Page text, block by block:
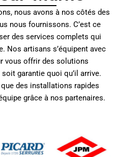
nous avons à nos côtés des
nous fournissons. C’est ce
des services complets qui
Nos artisans s’équipent avec
vous offrir des solutions
garantie quoi qu’il arrive.
des installations rapides
grâce à nos partenaires.